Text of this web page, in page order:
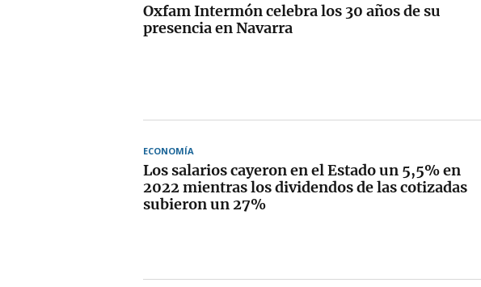
Oxfam Intermón celebra los 30 años de su
presencia en Navarra
ECONOMÍA
Los salarios cayeron en el Estado un 5,5% en
2022 mientras los dividendos de las cotizadas
subieron un 27%